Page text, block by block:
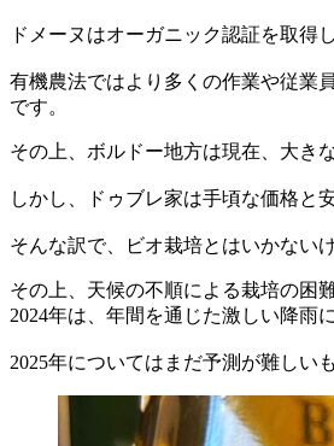
ドメーヌはオーガニック認証を取得
有機農法ではより多くの作業や従業
です。
その上、ボルドー地方は現在、大き
しかし、ドゥブレ家は手頃な価格と
そんな訳で、ビオ栽培とはいかない
その上、天候の不順による栽培の困
2024年は、年間を通じた激しい降雨
2025年についてはまだ予測が難しい